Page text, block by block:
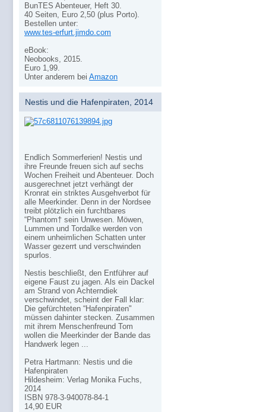
BunTES Abenteuer, Heft 30.
40 Seiten, Euro 2,50 (plus Porto).
Bestellen unter:
www.tes-erfurt.jimdo.com
eBook:
Neobooks, 2015.
Euro 1,99.
Unter anderem bei Amazon
Nestis und die Hafenpiraten, 2014
Endlich Sommerferien! Nestis und
ihre Freunde freuen sich auf sechs
Wochen Freiheit und Abenteuer. Doch
ausgerechnet jetzt verhängt der
Kronrat ein striktes Ausgehverbot für
alle Meerkinder. Denn in der Nordsee
treibt plötzlich ein furchtbares
“Phantom† sein Unwesen. Möwen,
Lummen und Tordalke werden von
einem unheimlichen Schatten unter
Wasser gezerrt und verschwinden
spurlos.
Nestis beschließt, den Entführer auf
eigene Faust zu jagen. Als ein Dackel
am Strand von Achterndiek
verschwindet, scheint der Fall klar:
Die gefürchteten “Hafenpiraten"
müssen dahinter stecken. Zusammen
mit ihrem Menschenfreund Tom
wollen die Meerkinder der Bande das
Handwerk legen ...
Petra Hartmann: Nestis und die
Hafenpiraten
Hildesheim: Verlag Monika Fuchs,
2014
ISBN 978-3-940078-84-1
14,90 EUR